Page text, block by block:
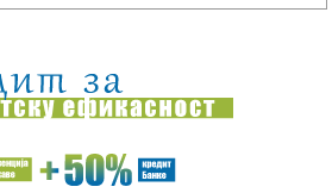
Treba li muškarci i žene da su razdvojeni na
Pantelej: Ime Svetog Pantelejmona je velika